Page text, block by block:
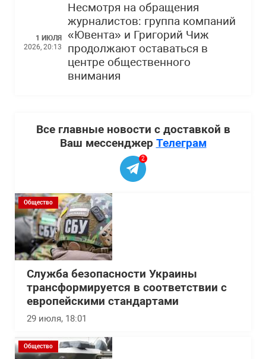
1 ИЮЛЯ
2026, 20:13
Несмотря на обращения
журналистов: группа компаний
«Ювента» и Григорий Чиж
продолжают оставаться в
центре общественного
внимания
Все главные новости с доставкой в
Ваш мессенджер Телеграм
2
Общество
Служба безопасности Украины
трансформируется в соответствии с
европейскими стандартами
29 июля, 18:01
Общество